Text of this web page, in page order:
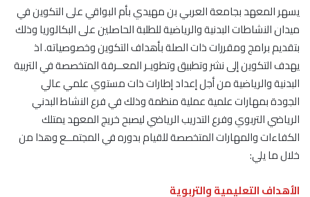
يسهر المعهد بجامعة العربي بن مهيدي بأم البواقي على التكوين في
ميدان النشاطات البدنية والرياضية للطلبة الحاصلين على البكالوريا وذلك
بتقديم برامج ومقررات ذات الصلة بأهداف التكوين وخصوصياته. اذ
يهدف التكوين إلى نشر وتطبيق وتطويـر المعــرفة المتخصصة في التربية
البدنية والرياضية من أجل إعداد إطارات ذات مستوي علمي عالي
الجودة بمهارات علمية عملية منظمة وذلك في فرع النشاط البدني
الرياضي التربوي وفرع التدريب الرياضي ليصبح خريج المعهد يمتلك
الكفاءات والمهارات المتخصصة للقيام بدوره في المجتمــع وهذا من
خلال ما يلي:
الأهداف التعليمية والتربوية